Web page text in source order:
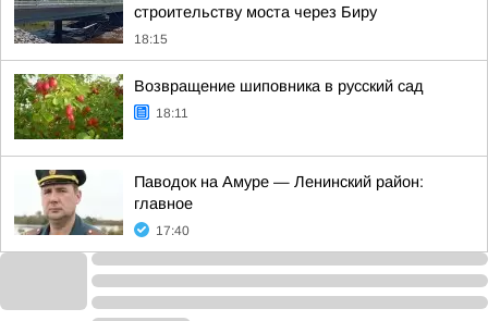
строительству моста через Биру
18:15
Возвращение шиповника в русский сад
18:11
Паводок на Амуре — Ленинский район:
главное
17:40